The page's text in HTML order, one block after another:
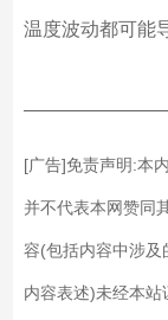
温度波动都可能
[广告]免责声明:本
并不代表本网赞同
容(包括内容中涉及
内容表述)未经本